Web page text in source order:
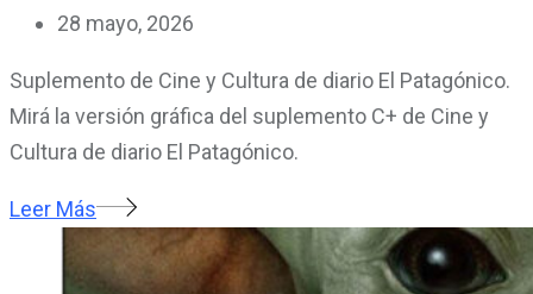
28 mayo, 2026
Suplemento de Cine y Cultura de diario El Patagónico.
Mirá la versión gráfica del suplemento C+ de Cine y
Cultura de diario El Patagónico.
Leer Más